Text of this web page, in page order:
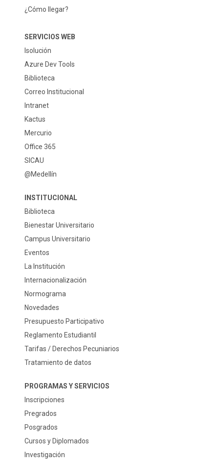
¿Cómo llegar?
SERVICIOS WEB
Isolución
Azure Dev Tools
Biblioteca
Correo Institucional
Intranet
Kactus
Mercurio
Office 365
SICAU
@Medellín
INSTITUCIONAL
Biblioteca
Bienestar Universitario
Campus Universitario
Eventos
La Institución
Internacionalización
Normograma
Novedades
Presupuesto Participativo
Reglamento Estudiantil
Tarifas / Derechos Pecuniarios
Tratamiento de datos
PROGRAMAS Y SERVICIOS
Inscripciones
Pregrados
Posgrados
Cursos y Diplomados
Investigación